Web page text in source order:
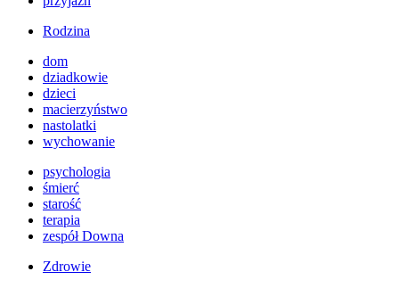
Rodzina
dom
dziadkowie
dzieci
macierzyństwo
nastolatki
wychowanie
psychologia
śmierć
starość
terapia
zespół Downa
Zdrowie